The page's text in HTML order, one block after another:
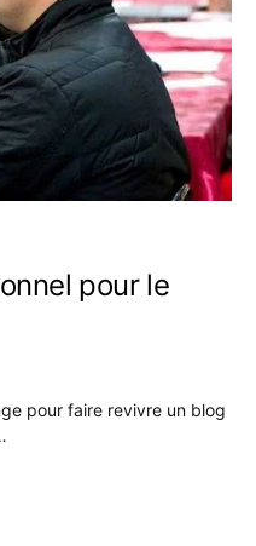
pour le
pour faire revivre un blog